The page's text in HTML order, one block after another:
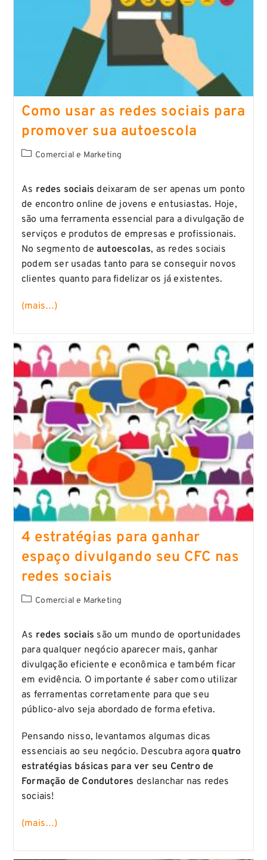
Como usar as redes sociais para
promover sua autoescola
Comercial e Marketing
As redes sociais deixaram de ser apenas um ponto
de encontro online de jovens e entusiastas. Hoje,
são uma ferramenta essencial para a divulgação de
serviços e produtos de empresas e profissionais.
No segmento de autoescolas, as redes sociais
podem ser usadas tanto para se conseguir novos
clientes quanto para fidelizar os já existentes.
(mais…)
4 estratégias para ganhar
espaço divulgando seu CFC nas
redes sociais
Comercial e Marketing
As redes sociais são um mundo de oportunidades
para qualquer negócio aparecer mais, ganhar
divulgação eficiente e econômica e também ficar
em evidência. O importante é saber como utilizar
as ferramentas corretamente para que seu
público-alvo seja abordado de forma efetiva.
Pensando nisso, levantamos algumas dicas
essenciais ao seu negócio. Descubra agoraquatro
estratégias básicas para ver seu Centro de
Formação de Condutores deslanchar nas redes
sociais!
(mais…)